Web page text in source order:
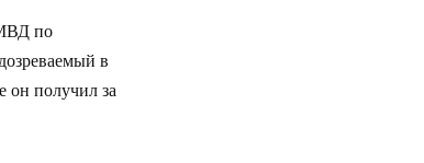
по
в
он получил за